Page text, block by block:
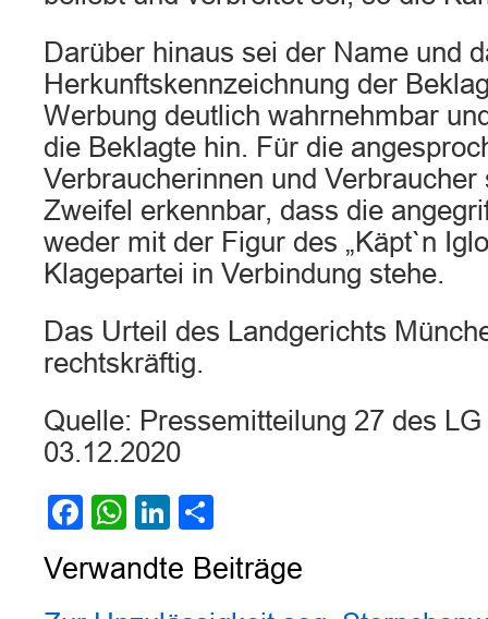
Darüber hinaus sei der Name und
Herkunftskennzeichnung der
Werbung deutlich wahrnehmbar
die Beklagte hin. Für die
Verbraucherinnen und Verbraucher
Zweifel erkennbar, dass die
weder mit der Figur des „Käpt`n
Klagepartei in Verbindung stehe.
Das Urteil des Landgerichts
rechtskräftig.
Quelle: Pressemitteilung 27 des
03.12.2020
Facebook
WhatsApp
LinkedIn
Verwandte Beiträge